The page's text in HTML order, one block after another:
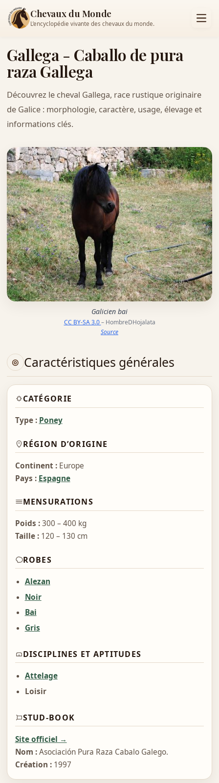
Chevaux du Monde
L’encyclopédie vivante des chevaux du monde.
Gallega - Caballo de pura
raza Gallega
Découvrez le cheval Gallega, race rustique originaire
de Galice : morphologie, caractère, usage, élevage et
informations clés.
Galicien bai
CC BY-SA 3.0– HombreDHojalata
Source
Caractéristiques générales
CATÉGORIE
Type : Poney
RÉGION D’ORIGINE
Continent :Europe
Pays : Espagne
MENSURATIONS
Poids :300 – 400 kg
Taille :120 – 130 cm
ROBES
Alezan
Noir
Bai
Gris
DISCIPLINES ET APTITUDES
Attelage
Loisir
STUD-BOOK
Site officiel →
Nom :Asociación Pura Raza Cabalo Galego.
Création :1997